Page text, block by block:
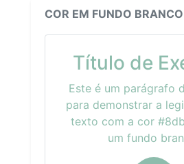
COR EM FUNDO BRANCO
Título de
Este é um parágrafo
para demonstrar a
texto com a cor
um fundo